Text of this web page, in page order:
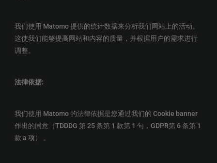
我们使用 Matomo 提供的统计数据来分析我们网站上的活动。
这使我们能够提高网站和内容的质量，并根据用户的需求进行
调整。
法律依据:
我们使用 Matomo 的法律依据是您通过我们的 Cookie banner
作出的同意（TDDDG 第 25 条第 1 款第 1 句，GDPR第 6 条第 1
款 a 项） 。